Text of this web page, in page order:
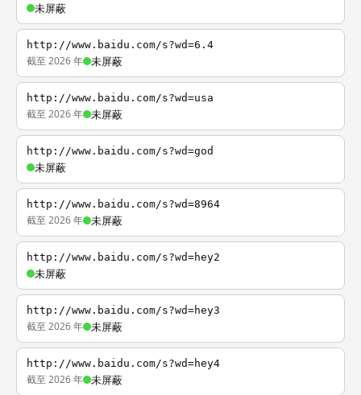
未屏蔽
http://www.baidu.com/s?wd=6.4
截至 2026 年 未屏蔽
http://www.baidu.com/s?wd=usa
截至 2026 年 未屏蔽
http://www.baidu.com/s?wd=god
未屏蔽
http://www.baidu.com/s?wd=8964
截至 2026 年 未屏蔽
http://www.baidu.com/s?wd=hey2
未屏蔽
http://www.baidu.com/s?wd=hey3
截至 2026 年 未屏蔽
http://www.baidu.com/s?wd=hey4
截至 2026 年 未屏蔽